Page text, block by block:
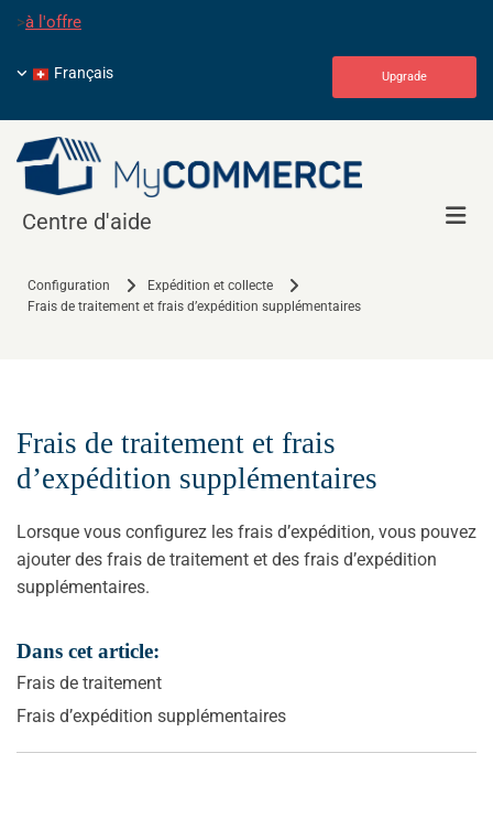
>à l'offre
Upgrade
Français
Centre d'aide
Configuration
Expédition et collecte
Frais de traitement et frais d’expédition supplémentaires
Frais de traitement et frais
d’expédition supplémentaires
Lorsque vous configurez les frais d’expédition, vous pouvez
ajouter des frais de traitement et des frais d’expédition
supplémentaires.
Dans cet article:
Frais de traitement
Frais d’expédition supplémentaires